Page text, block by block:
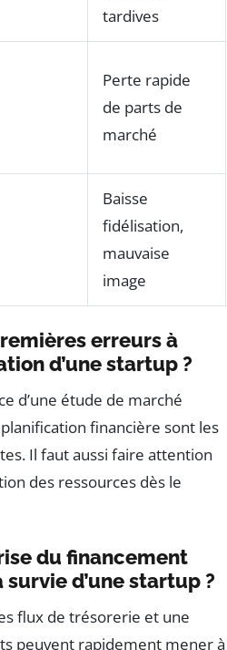
tardives
Perte rapide
de parts de
marché
Baisse
fidélisation,
mauvaise
image
erreurs à
d’une startup ?
d’une étude de marché
financière sont les
Il faut aussi faire attention
des ressources dès le
du financement
d’une startup ?
flux de trésorerie et une
peuvent rapidement mener à